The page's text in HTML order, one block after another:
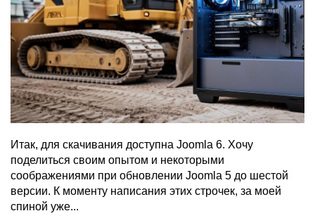
Итак, для скачивания доступна Joomla 6. Хочу
поделиться своим опытом и некоторыми
соображениями при обновлении Joomla 5 до шестой
версии. К моменту написания этих строчек, за моей
спиной уже...